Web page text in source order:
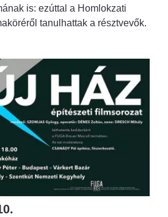
is: ezúttal a Homlokzati
tanulhattak a résztvevők.